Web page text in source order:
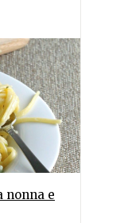
nonna e